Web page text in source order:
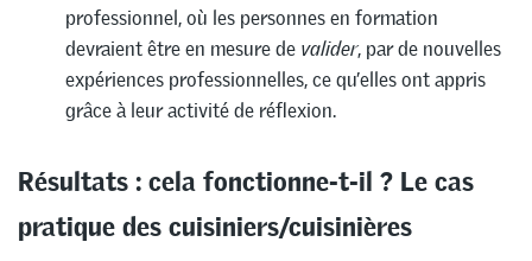
professionnel, où les personnes en formation
devraient être en mesure de valider, par de nouvelles
expériences professionnelles, ce qu’elles ont appris
grâce à leur activité de réflexion.
Résultats : cela fonctionne-t-il ? Le cas
pratique des cuisiniers/cuisinières